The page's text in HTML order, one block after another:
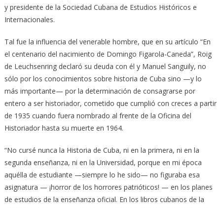
y presidente de la Sociedad Cubana de Estudios Históricos e
Internacionales.
Tal fue la influencia del venerable hombre, que en su artículo “En
el centenario del nacimiento de Domingo Figarola-Caneda”, Roig
de Leuchsenring declaró su deuda con él y Manuel Sanguily, no
sólo por los conocimientos sobre historia de Cuba sino —y lo
más importante— por la determinación de consagrarse por
entero a ser historiador, cometido que cumplió con creces a partir
de 1935 cuando fuera nombrado al frente de la Oficina del
Historiador hasta su muerte en 1964.
“No cursé nunca la Historia de Cuba, ni en la primera, ni en la
segunda enseñanza, ni en la Universidad, porque en mi época
aquélla de estudiante —siempre lo he sido— no figuraba esa
asignatura — ¡horror de los horrores patrióticos! — en los planes
de estudios de la enseñanza oficial. En los libros cubanos de la